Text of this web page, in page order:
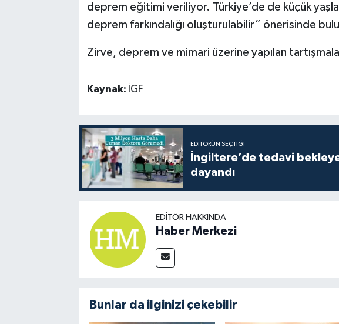
deprem eğitimi veriliyor. Türkiye’de de küçük
deprem farkındalığı oluşturulabilir” önerisinde
Zirve, deprem ve mimari üzerine yapılan
Kaynak: İGF
EDITÖRÜN SEÇTIĞI
İngiltere’de tedavi
dayandı
EDITÖR HAKKINDA
Haber Merkezi
Bunlar da ilginizi çekebilir